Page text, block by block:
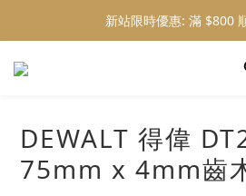
新站限時優惠: 會員購
新站限時優惠: 滿 $800
新站限時優惠: 會員購
DEWALT 得偉
75mm x 4mm齒